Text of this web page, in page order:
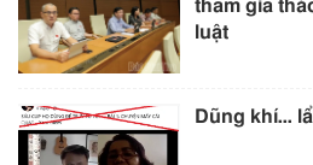
tham gia
luật
Dũng khí…